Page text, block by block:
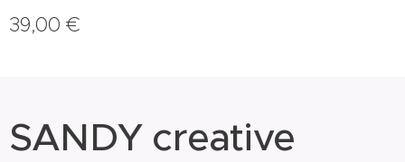
39,00 €
SANDY creative